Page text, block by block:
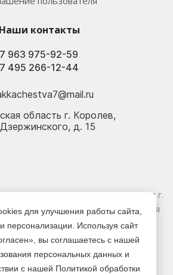
Наши контакты
495 266-12-44
963 975-92-59
область г. Королев,
д. 15
и в розницу - Магазин-склад в г.
указанная на сайте, не является
офертой.
Версия для печати
для улучшения работы сайта,
персонализации. Используя сайт
вы соглашаетесь с нашей
персональных данных и
с нашей Политикой обработки